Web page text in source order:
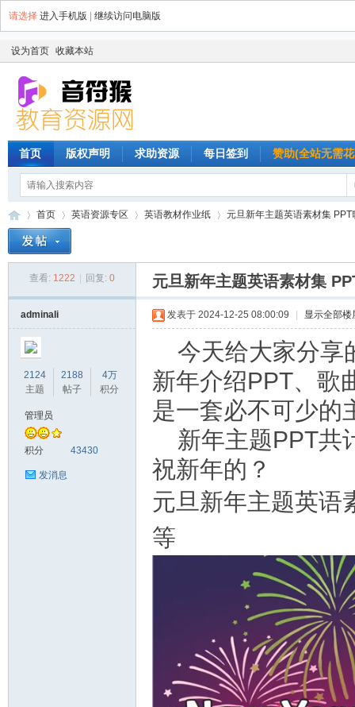
请选择 进入手机版 继续访问电脑版
设为首页 收藏本站
首页 版权声明 求助资源 每日签到 赞助(全站无需
首页
›
英语资源专区 英语教材作业纸
›
元旦新年主题英语素材集
查看: 1222 回复: 0 元旦新年主题英语素材集
adminali
2124
主题
2188
帖子
4万
积分
管理员
积分 43430
发消息
发表于 2024-12-25 08:00:09 显示全部楼
今天给大家分享
新年介绍PPT、歌
是一套必不可少的
新年主题PPT共
祝新年的？
元旦新年主题英语
等